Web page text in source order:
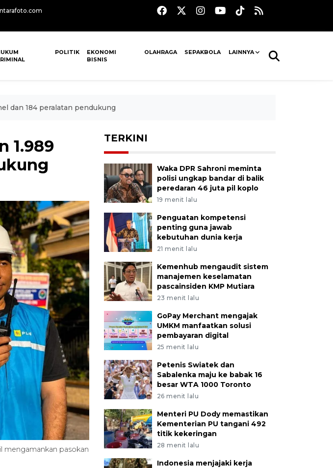
POLITIK
EKONOMI
BISNIS
OLAHRAGA SEPAKBOLA LAINNYA
dan 184 peralatan pendukung
1.989
mengamankan pasokan
TERKINI
Waka DPR Sahroni meminta
polisi ungkap bandar di balik
peredaran 46 juta pil koplo
19 menit lalu
Penguatan kompetensi
penting guna jawab
kebutuhan dunia kerja
21 menit lalu
Kemenhub mengaudit sistem
manajemen keselamatan
pascainsiden KMP Mutiara
23 menit lalu
GoPay Merchant mengajak
UMKM manfaatkan solusi
pembayaran digital
25 menit lalu
Petenis Swiatek dan
Sabalenka maju ke babak 16
besar WTA 1000 Toronto
26 menit lalu
Menteri PU Dody memastikan
Kementerian PU tangani 492
titik kekeringan
28 menit lalu
Indonesia menjajaki kerja